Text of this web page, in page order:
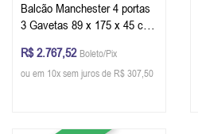
Balcão Manchester 4 portas
3 Gavetas 89 x 175 x 45 cm
Glazer
R$ 2.767,52 Boleto/Pix
ou em 10x sem juros de R$ 307,50